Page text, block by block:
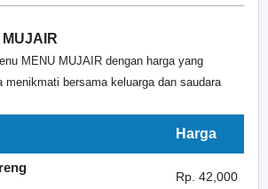
MENU MUJAIR dengan harga yang
menikmati bersama keluarga dan saudara
Harga
Rp. 42,000